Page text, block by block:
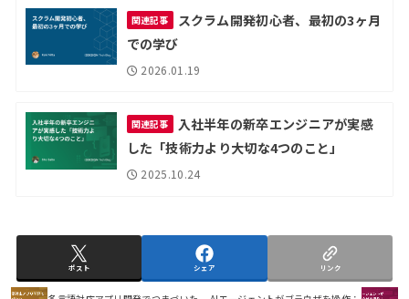
関連記事
スクラム開発初心者、最初の3ヶ月
での学び
2026.01.19
関連記事
入社半年の新卒エンジニアが実感
した「技術力より大切な4つのこと」
2025.10.24
ポスト シェア リンク